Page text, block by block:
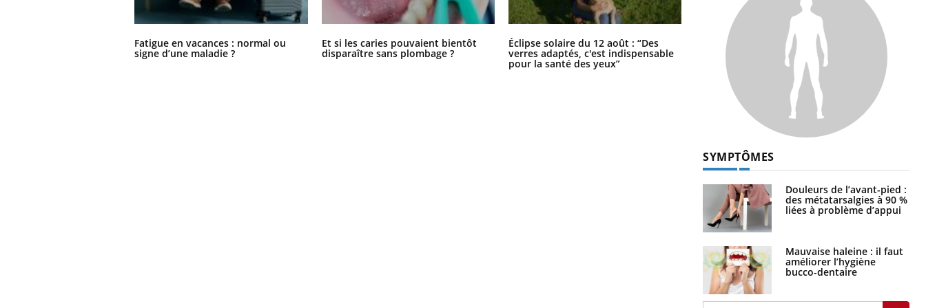
Fatigue en vacances : normal ou
signe d’une maladie ?
Et si les caries pouvaient bientôt
disparaître sans plombage ?
Éclipse solaire du 12 août : “Des
verres adaptés, c'est indispensable
pour la santé des yeux”
Les troubles du sommeil modifient
votre cerveau !
SYMPTÔMES
Douleurs de l’avant-pied :
des métatarsalgies à 90 %
liées à problème d’appui
Mauvaise haleine : il faut
améliorer l’hygiène
bucco-dentaire